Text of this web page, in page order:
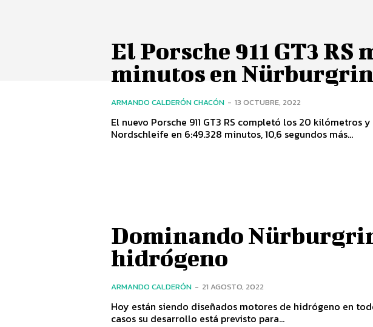
El Porsche 911 GT3 RS
minutos en
ARMANDO CALDERÓN CHACÓN - 13 OCTUBRE, 2022
El nuevo Porsche 911 GT3 RS completó los 20
Nordschleife en 6:49.328 minutos, 10,6 segundos más...
Dominando
hidrógeno
ARMANDO CALDERÓN - 21 AGOSTO, 2022
Hoy están siendo diseñados motores de hidrógeno en
casos su desarrollo está previsto para...